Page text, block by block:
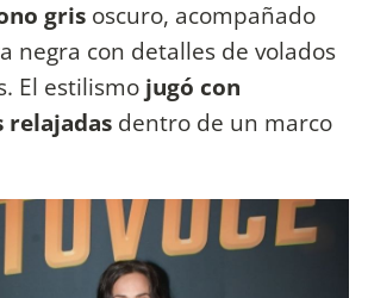
gris oscuro, acompañado
negra con detalles de volados
El estilismo jugó con
relajadas dentro de un marco